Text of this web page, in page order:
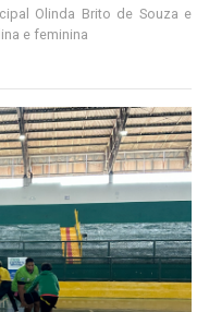
Olinda Brito de Souza e
e feminina